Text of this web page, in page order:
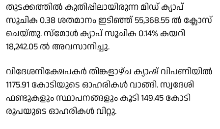
തുടക്കത്തിൽ കുതിപ്പിലായിരുന്ന മിഡ് ക്യാപ്
സൂചിക 0.38 ശതമാനം ഇടിഞ്ഞ് 55,368.55 ൽ ക്ലാേസ്
ചെയ്തു. സ്മോൾ ക്യാപ് സൂചിക 0.14% കയറി
18,242.05 ൽ അവസാനിച്ചു.
വിദേശനിക്ഷേപകർ തിങ്കളാഴ്ച ക്യാഷ് വിപണിയിൽ
1175.91 കോടിയുടെ ഓഹരികൾ വാങ്ങി. സ്വദേശി
ഫണ്ടുകളും സ്ഥാപനങ്ങളും കൂടി 149.45 കോടി
രൂപയുടെ ഓഹരികൾ വിറ്റു.